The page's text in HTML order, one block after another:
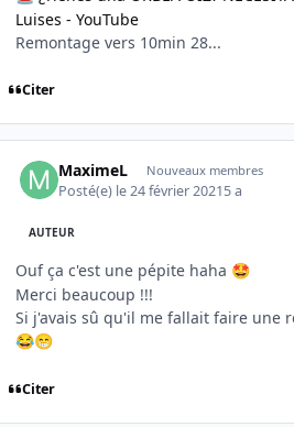
Luises - YouTube
Remontage vers 10min 28...
Citer
MaximeL Nouveaux membres
Posté(e) le 24 février 20215 a
AUTEUR
Ouf ça c'est une pépite haha 🤩
Merci beaucoup !!!
Si j'avais sû qu'il me fallait faire une
😂😁
Citer